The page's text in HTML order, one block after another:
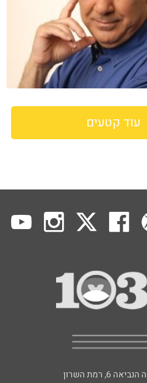
עוד קטעים
6, רמת השרון